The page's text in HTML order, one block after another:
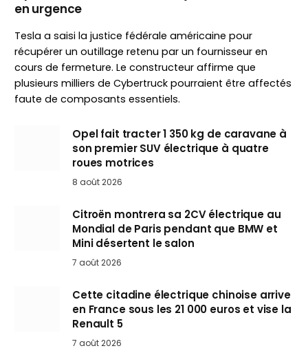
en urgence
Tesla a saisi la justice fédérale américaine pour
récupérer un outillage retenu par un fournisseur en
cours de fermeture. Le constructeur affirme que
plusieurs milliers de Cybertruck pourraient être affectés
faute de composants essentiels.
Opel fait tracter 1 350 kg de caravane à
son premier SUV électrique à quatre
roues motrices
8 août 2026
Citroën montrera sa 2CV électrique au
Mondial de Paris pendant que BMW et
Mini désertent le salon
7 août 2026
Cette citadine électrique chinoise arrive
en France sous les 21 000 euros et vise la
Renault 5
7 août 2026